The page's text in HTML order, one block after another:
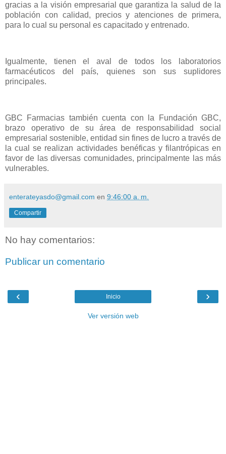
gracias a la visión empresarial que garantiza la salud de la
población con calidad, precios y atenciones de primera,
para lo cual su personal es capacitado y entrenado.
Igualmente, tienen el aval de todos los laboratorios
farmacéuticos del país, quienes son sus suplidores
principales.
GBC Farmacias también cuenta con la Fundación GBC,
brazo operativo de su área de responsabilidad social
empresarial sostenible, entidad sin fines de lucro a través de
la cual se realizan actividades benéficas y filantrópicas en
favor de las diversas comunidades, principalmente las más
vulnerables.
enterateyasdo@gmail.com en 9:46:00 a. m.
Compartir
No hay comentarios:
Publicar un comentario
‹ ›
Inicio
Ver versión web